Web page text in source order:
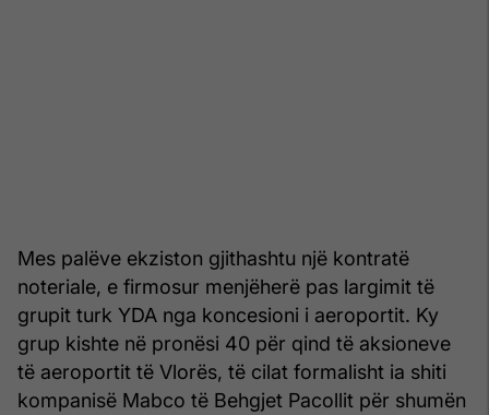
Mes palëve ekziston gjithashtu një kontratë
noteriale, e firmosur menjëherë pas largimit të
grupit turk YDA nga koncesioni i aeroportit. Ky
grup kishte në pronësi 40 për qind të aksioneve
të aeroportit të Vlorës, të cilat formalisht ia shiti
kompanisë Mabco të Behgjet Pacollit për shumën